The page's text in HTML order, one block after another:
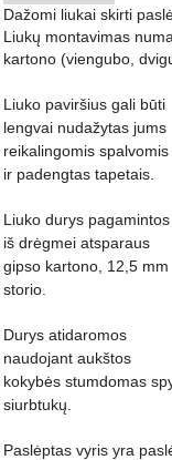
Dažomi liukai skirti
Liukų montavimas
kartono (viengubo,
Liuko paviršius gali būti
lengvai nudažytas jums
reikalingomis spalvomis
ir padengtas tapetais.
Liuko durys pagamintos
iš drėgmei atsparaus
gipso kartono, 12,5 mm
storio.
Durys atidaromos
naudojant aukštos
kokybės stumdomas
siurbtukų.
Paslėptas vyris yra